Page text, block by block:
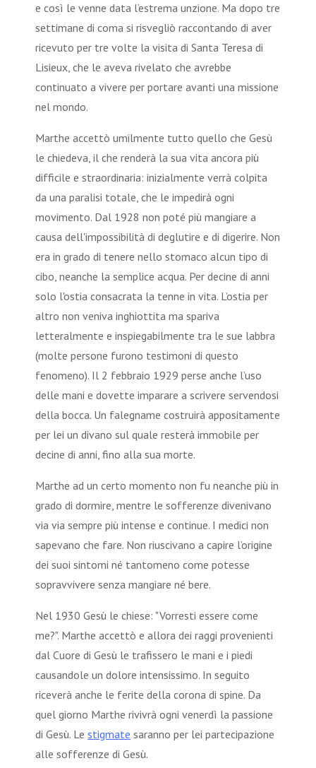
e così le venne data l’estrema unzione. Ma dopo tre
settimane di coma si risvegliò raccontando di aver
ricevuto per tre volte la visita di Santa Teresa di
Lisieux, che le aveva rivelato che avrebbe
continuato a vivere per portare avanti una missione
nel mondo.
Marthe accettò umilmente tutto quello che Gesù
le chiedeva, il che renderà la sua vita ancora più
difficile e straordinaria: inizialmente verrà colpita
da una paralisi totale, che le impedirà ogni
movimento. Dal 1928 non poté più mangiare a
causa dell'impossibilità di deglutire e di digerire. Non
era in grado di tenere nello stomaco alcun tipo di
cibo, neanche la semplice acqua. Per decine di anni
solo l'ostia consacrata la tenne in vita. L’ostia per
altro non veniva inghiottita ma spariva
letteralmente e inspiegabilmente tra le sue labbra
(molte persone furono testimoni di questo
fenomeno). Il 2 febbraio 1929 perse anche l’uso
delle mani e dovette imparare a scrivere servendosi
della bocca. Un falegname costruirà appositamente
per lei un divano sul quale resterà immobile per
decine di anni, fino alla sua morte.
Marthe ad un certo momento non fu neanche più in
grado di dormire, mentre le sofferenze divenivano
via via sempre più intense e continue. I medici non
sapevano che fare. Non riuscivano a capire l’origine
dei suoi sintomi né tantomeno come potesse
sopravvivere senza mangiare né bere.
Nel 1930 Gesù le chiese: "Vorresti essere come
me?". Marthe accettò e allora dei raggi provenienti
dal Cuore di Gesù le trafissero le mani e i piedi
causandole un dolore intensissimo. In seguito
riceverà anche le ferite della corona di spine. Da
quel giorno Marthe rivivrà ogni venerdì la passione
di Gesù. Le stigmate saranno per lei partecipazione
alle sofferenze di Gesù.